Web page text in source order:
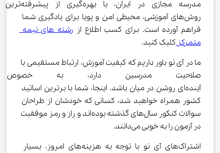
مدرسه مجازی در ایران، با بهره‌گیری از پیشرفته‌ترین
روش‌های آموزشی، محیطی امن و پویا برای یادگیری شما
فراهم آورده است. برای کسب اطلاع از رشته های نیمه
متمرکز کلیک کنید.
ما در آی نو باور داریم که کیفیت آموزش، ارتباط مستقیمی با
صلاحیت مدرسین دارد، به
آینده‌ای روشن در میان باشد. اینجا، شما با برترین اساتید
کشور همراه خواهید شد، کسانی که خودشان از طراحان
سوالات کنکور سال‌های گذشته بوده‌اند و راز و رمز موفقیت
در آزمون را به خوبی می‌دانند.
اشتراک‌های آی نو با توجه به هزینه‌های امروز، بسیار